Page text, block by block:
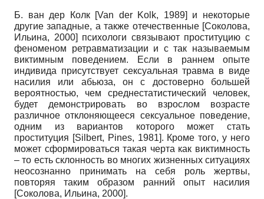
Б. ван дер Колк [Van der Kolk, 1989] и некоторые
другие западные, а также отечественные [Соколова,
Ильина, 2000] психологи связывают проституцию с
феноменом ретравматизации и с так называемым
виктимным поведением. Если в раннем опыте
индивида присутствует сексуальная травма в виде
насилия или абьюза, он с достоверно большей
вероятностью, чем среднестатистический человек,
будет демонстрировать во взрослом возрасте
различное отклоняющееся сексуальное поведение,
одним из вариантов которого может стать
проституция [Silbert, Pines, 1981]. Кроме того, у него
может сформироваться такая черта как виктимность
– то есть склонность во многих жизненных ситуациях
неосознанно принимать на себя роль жертвы,
повторяя таким образом ранний опыт насилия
[Соколова, Ильина, 2000].